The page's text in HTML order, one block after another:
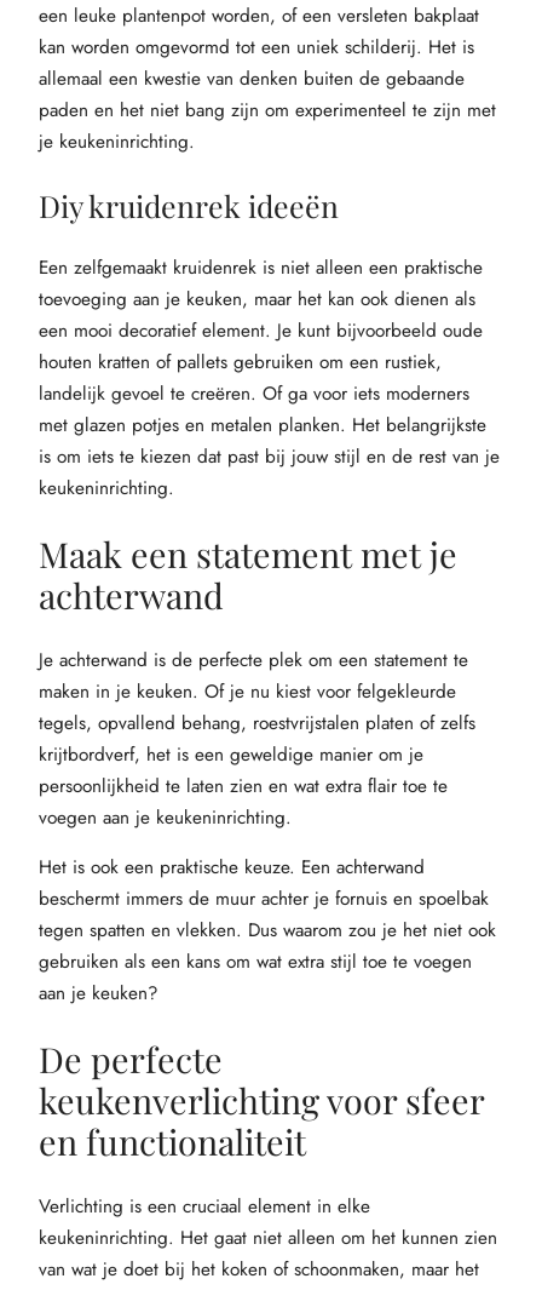
een leuke plantenpot worden, of een versleten bakplaat
kan worden omgevormd tot een uniek schilderij. Het is
allemaal een kwestie van denken buiten de gebaande
paden en het niet bang zijn om experimenteel te zijn met
je keukeninrichting.
Diy kruidenrek ideeën
Een zelfgemaakt kruidenrek is niet alleen een praktische
toevoeging aan je keuken, maar het kan ook dienen als
een mooi decoratief element. Je kunt bijvoorbeeld oude
houten kratten of pallets gebruiken om een rustiek,
landelijk gevoel te creëren. Of ga voor iets moderners
met glazen potjes en metalen planken. Het belangrijkste
is om iets te kiezen dat past bij jouw stijl en de rest van je
keukeninrichting.
Maak een statement met je
achterwand
Je achterwand is de perfecte plek om een statement te
maken in je keuken. Of je nu kiest voor felgekleurde
tegels, opvallend behang, roestvrijstalen platen of zelfs
krijtbordverf, het is een geweldige manier om je
persoonlijkheid te laten zien en wat extra flair toe te
voegen aan je keukeninrichting.
Het is ook een praktische keuze. Een achterwand
beschermt immers de muur achter je fornuis en spoelbak
tegen spatten en vlekken. Dus waarom zou je het niet ook
gebruiken als een kans om wat extra stijl toe te voegen
aan je keuken?
De perfecte
keukenverlichting voor sfeer
en functionaliteit
Verlichting is een cruciaal element in elke
keukeninrichting. Het gaat niet alleen om het kunnen zien
van wat je doet bij het koken of schoonmaken, maar het